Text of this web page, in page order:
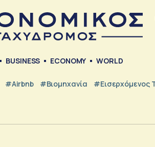
BUSINESS ECONOMY WORLD
#Airbnb #Βιομηχανία #εισερχόμενος